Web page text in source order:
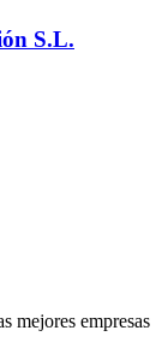
S.L.
mejores empresas